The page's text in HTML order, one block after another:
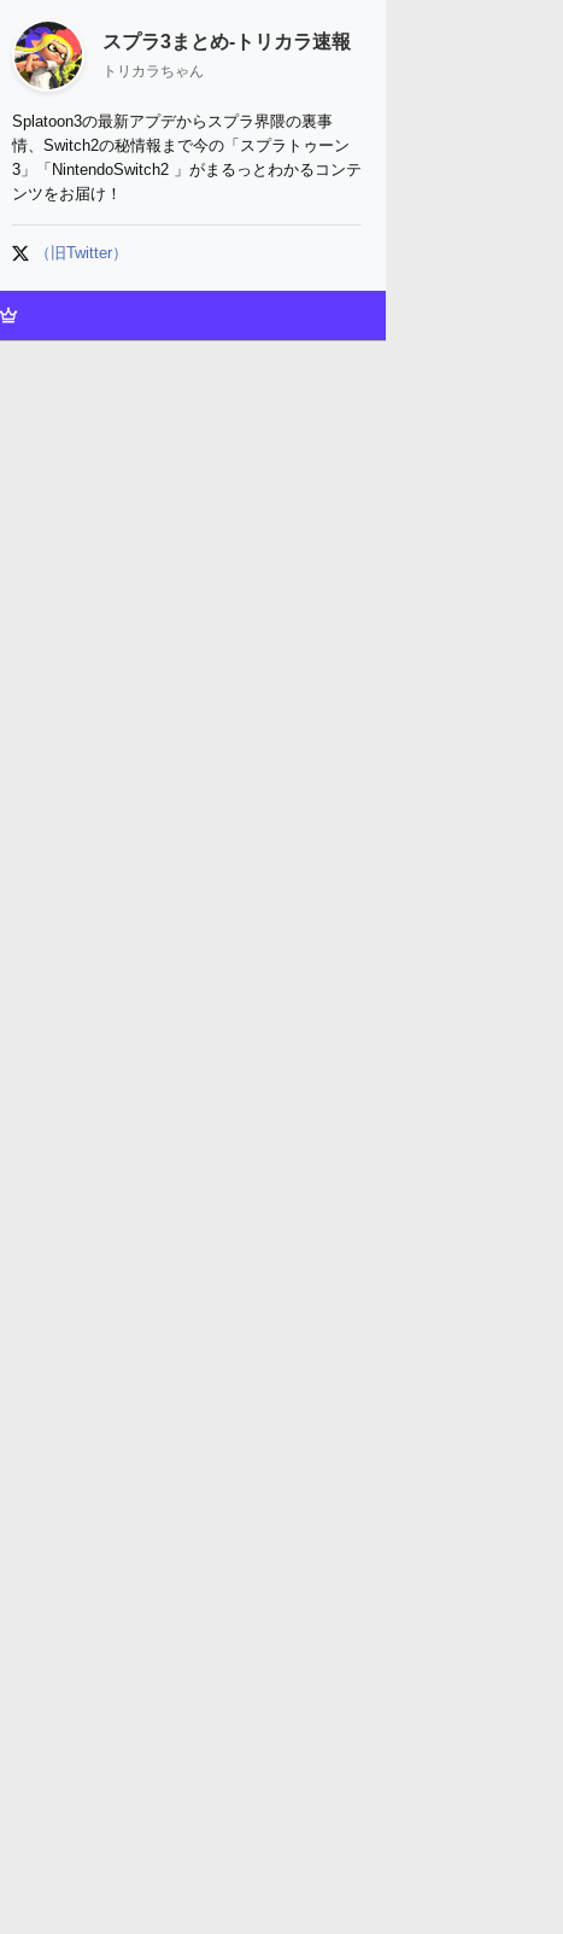
スプラ3まとめ-トリカラ速報
トリカラちゃん
Splatoon3の最新アプデからスプラ界隈の裏事
情、Switch2の秘情報まで今の「スプラトゥーン
3」「NintendoSwitch2 」がまるっとわかるコンテ
ンツをお届け！
（旧Twitter）